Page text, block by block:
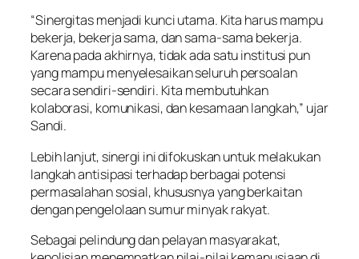
“Sinergitas menjadi kunci utama. Kita harus mampu
bekerja, bekerja sama, dan sama-sama bekerja.
Karena pada akhirnya, tidak ada satu institusi pun
yang mampu menyelesaikan seluruh persoalan
secara sendiri-sendiri. Kita membutuhkan
kolaborasi, komunikasi, dan kesamaan langkah,” ujar
Sandi.
Lebih lanjut, sinergi ini difokuskan untuk melakukan
langkah antisipasi terhadap berbagai potensi
permasalahan sosial, khususnya yang berkaitan
dengan pengelolaan sumur minyak rakyat.
Sebagai pelindung dan pelayan masyarakat,